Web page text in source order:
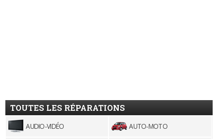
TOUTES LES RÉPARATIONS
AUDIO-VIDÉO AUTO-MOTO